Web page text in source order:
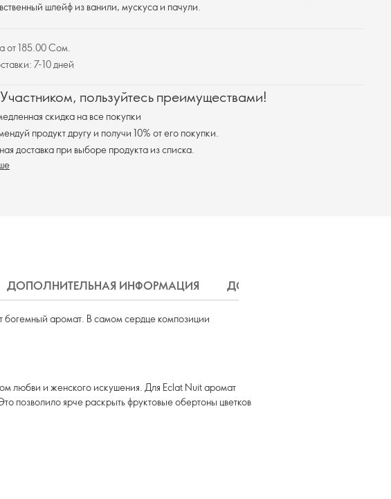
шлейф из ванили, мускуса и пачули.
от 185.00 Сом.
7-10 дней
пользуйтесь преимуществами!
скидка на все покупки
продукт другу и получи 10% от его покупки.
Бесплатная доставка при выборе продукта из списка.
ДОПОЛНИТЕЛЬНАЯ ИНФОРМАЦИЯ ДОСТАВКА
богемный аромат. В самом сердце композиции
любви и женского искушения. Для Eclat Nuit аромат
позволило ярче раскрыть фруктовые обертоны цветков